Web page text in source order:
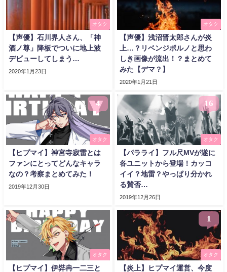
オタク
【声優】石川界人さん、「神
酒ノ尊」降板でついに地上波
デビューしてしまう…
2020年1月23日
オタク
【声優】浅沼晋太郎さんが炎
上…？リベンジポルノと思わ
しき画像が流出！？まとめて
みた【デマ？】
2020年1月21日
4
オタク
【ヒプマイ】神宮寺寂雷とは
ファンにとってどんなキャラ
なの？考察まとめてみた！
2019年12月30日
16
オタク
【パラライ】フル尺MVが遂に
各ユニットから登場！カッコ
イイ？地雷？やっぱり分かれ
る賛否…
2019年12月26日
オタク
【ヒプマイ】伊弉冉一二三と
1
オタク
【炎上】ヒプマイ運営、今度